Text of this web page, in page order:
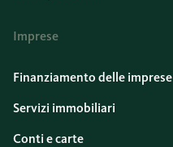
Imprese
Finanziamento delle imprese
Servizi immobiliari
Conti e carte